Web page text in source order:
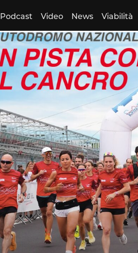
Podcast Video News Viabilità